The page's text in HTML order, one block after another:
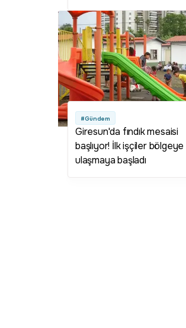
3 katına çıkacak
#Gündem
Giresun'da fındık mesaisi
başlıyor! İlk işçiler bölgeye
ulaşmaya başladı